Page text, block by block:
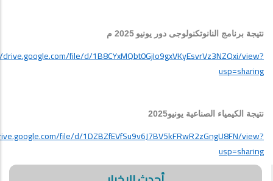
نتيجة برنامج النانوتكنولوجى دور يونيو 2025 م
file/d/1B8CYxMQbt0GjIo9gxVKyEsvrVz3NZQxi/view?
usp=sharing
نتيجة الكيمياء الصناعية يونيو2025
file/d/1DZBZfEVfSu9v6J7BV5kFRwR2zGngU8FN/view?
usp=sharing